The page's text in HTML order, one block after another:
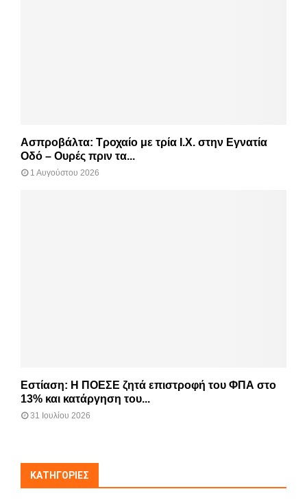
Ασπροβάλτα: Τροχαίο με τρία Ι.Χ. στην Εγνατία
Οδό – Ουρές πριν τα...
1 Αυγούστου 2026
Εστίαση: Η ΠΟΕΣΕ ζητά επιστροφή του ΦΠΑ στο
13% και κατάργηση του...
31 Ιουλίου 2026
KΑΤΗΓΟΡΊΕΣ